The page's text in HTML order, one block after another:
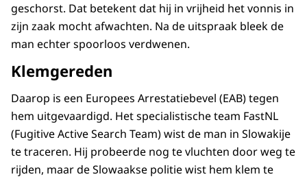
geschorst. Dat betekent dat hij in vrijheid het vonnis in
zijn zaak mocht afwachten. Na de uitspraak bleek de
man echter spoorloos verdwenen.
Klemgereden
Daarop is een Europees Arrestatiebevel (EAB) tegen
hem uitgevaardigd. Het specialistische team FastNL
(Fugitive Active Search Team) wist de man in Slowakije
te traceren. Hij probeerde nog te vluchten door weg te
rijden, maar de Slowaakse politie wist hem klem te